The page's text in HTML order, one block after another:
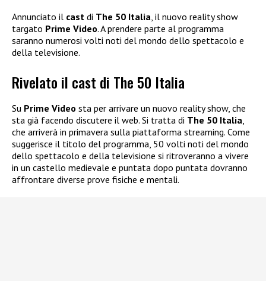
Annunciato il cast di The 50 Italia , il nuovo reality show
targato Prime Video. A prendere parte al programma
saranno numerosi volti noti del mondo dello spettacolo e
della televisione.
Rivelato il cast di The 50 Italia
Su Prime Video sta per arrivare un nuovo reality show, che
sta già facendo discutere il web. Si tratta di The 50 Italia,
che arriverà in primavera sulla piattaforma streaming. Come
suggerisce il titolo del programma, 50 volti noti del mondo
dello spettacolo e della televisione si ritroveranno a vivere
in un castello medievale e puntata dopo puntata dovranno
affrontare diverse prove fisiche e mentali.